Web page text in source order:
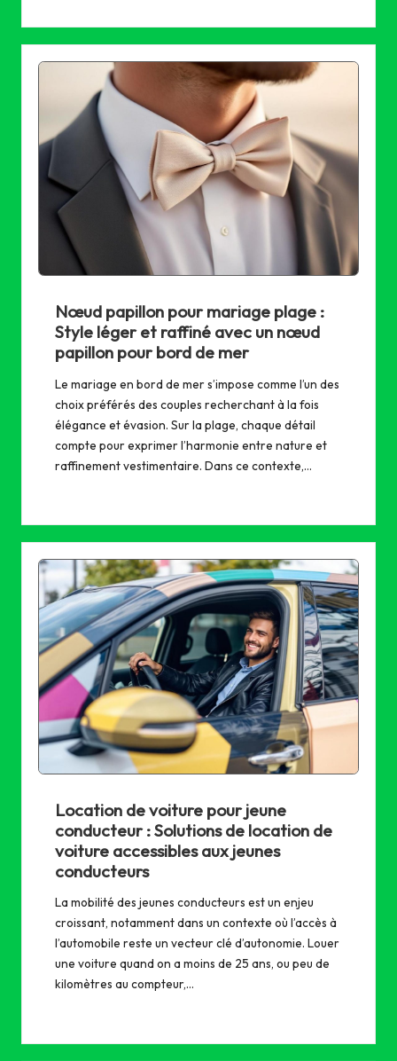
Nœud papillon pour mariage plage :
Style léger et raffiné avec un nœud
papillon pour bord de mer
Le mariage en bord de mer s’impose comme l’un des
choix préférés des couples recherchant à la fois
élégance et évasion. Sur la plage, chaque détail
compte pour exprimer l’harmonie entre nature et
raffinement vestimentaire. Dans ce contexte,…
Location de voiture pour jeune
conducteur : Solutions de location de
voiture accessibles aux jeunes
conducteurs
La mobilité des jeunes conducteurs est un enjeu
croissant, notamment dans un contexte où l’accès à
l’automobile reste un vecteur clé d’autonomie. Louer
une voiture quand on a moins de 25 ans, ou peu de
kilomètres au compteur,…